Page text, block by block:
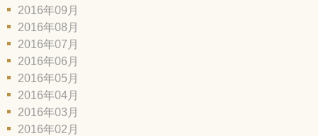
2016年09月
2016年08月
2016年07月
2016年06月
2016年05月
2016年04月
2016年03月
2016年02月